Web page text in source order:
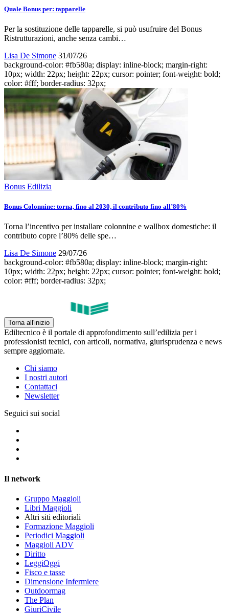
Quale Bonus per: tapparelle
Per la sostituzione delle tapparelle, si può usufruire del Bonus
Ristrutturazioni, anche senza cambi…
Lisa De Simone 31/07/26
background-color: #fb580a; display: inline-block; margin-right:
10px; width: 22px; height: 22px; cursor: pointer; font-weight: bold;
color: #fff; border-radius: 32px;
Bonus Edilizia
Bonus Colonnine: torna, fino al 2030, il contributo fino all’80%
Torna l’incentivo per installare colonnine e wallbox domestiche: il
contributo copre l’80% delle spe…
Lisa De Simone 29/07/26
background-color: #fb580a; display: inline-block; margin-right:
10px; width: 22px; height: 22px; cursor: pointer; font-weight: bold;
color: #fff; border-radius: 32px;
Torna all'inizio
Ediltecnico è il portale di approfondimento sull’edilizia per i
professionisti tecnici, con articoli, normativa, giurisprudenza e news
sempre aggiornate.
Chi siamo
I nostri autori
Contattaci
Newsletter
Seguici sui social
Il network
Gruppo Maggioli
Libri Maggioli
Altri siti editoriali
Formazione Maggioli
Periodici Maggioli
Maggioli ADV
Diritto
LeggiOggi
Fisco e tasse
Dimensione Infermiere
Outdoormag
The Plan
GiuriCivile